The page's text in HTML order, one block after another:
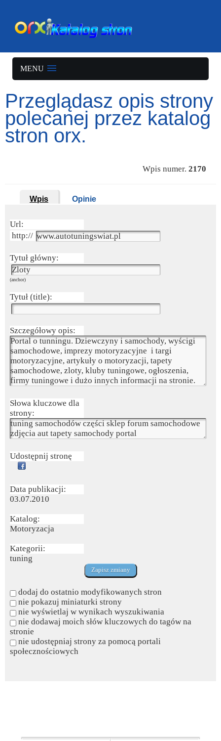
MENU
Przeglądasz opis strony
polecanej przez katalog
stron orx.
Wpis numer. 2170
Wpis Opinie
Url:
Tytuł główny:
(anchor)
Tytuł (title):
Szczegółowy opis:
Słowa kluczowe dla
strony:
Udostępnij stronę
Data publikacji:
03.07.2010
Katalog:
Motoryzacja
Kategorii:
tuning
dodaj do ostatnio modyfikowanych stron
nie pokazuj miniaturki strony
nie wyświetlaj w wynikach wyszukiwania
nie dodawaj moich słów kluczowych do tagów na
stronie
nie udostępniaj strony za pomocą portali
społecznościowych